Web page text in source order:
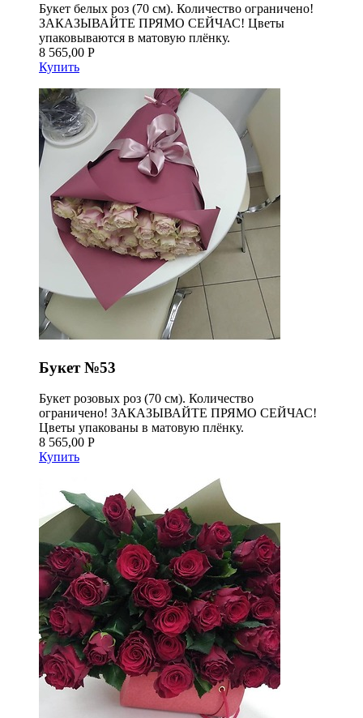
Букет белых роз (70 см). Количество ограничено!
ЗАКАЗЫВАЙТЕ ПРЯМО СЕЙЧАС! Цветы
упаковываются в матовую плёнку.
8 565,00 Р
Купить
Букет №53
Букет розовых роз (70 см). Количество
ограничено! ЗАКАЗЫВАЙТЕ ПРЯМО СЕЙЧАС!
Цветы упакованы в матовую плёнку.
8 565,00 Р
Купить